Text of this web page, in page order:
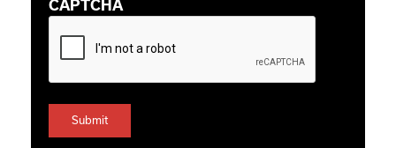
CAPTCHA